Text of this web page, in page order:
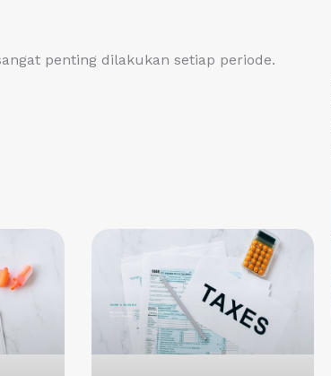
penting dilakukan setiap periode.